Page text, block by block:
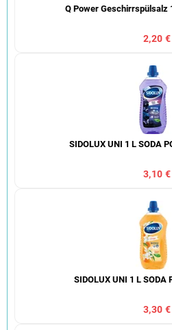
Q Power Geschirrspülsalz
2,20 €
SIDOLUX UNI 1 L SODA
3,10 €
SIDOLUX UNI 1 L SODA
3,30 €